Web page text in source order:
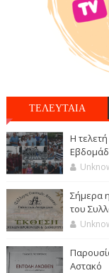
ΤΕΛΕΥΤΑΙΑ
Η τελετή
Σήμερα
του
Αστακό